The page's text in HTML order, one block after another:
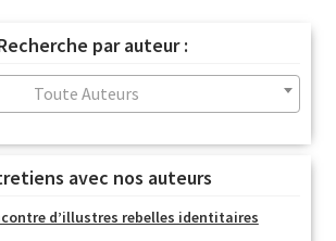
par auteur :
Toute Auteurs
avec nos auteurs
d’illustres rebelles identitaires